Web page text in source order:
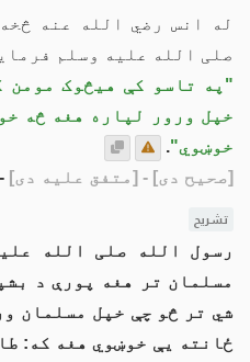
له انس رضي الله عنه
صلی الله علیه وسلم
"په تاسو کې هیڅوک مومن
خپل ورور لپاره هغه څه
خوښوي".
[صحيح دی] - [متفق علیه دی] -
تشریح
رسول الله صلی الله
مسلمان تر هغه پورې د
شي تر څو چې خپل مسلمان
ځانته یې خوښوي هغه که: